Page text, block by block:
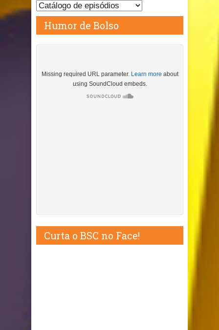
Humor de Bolso
Curta o BSC no Face!